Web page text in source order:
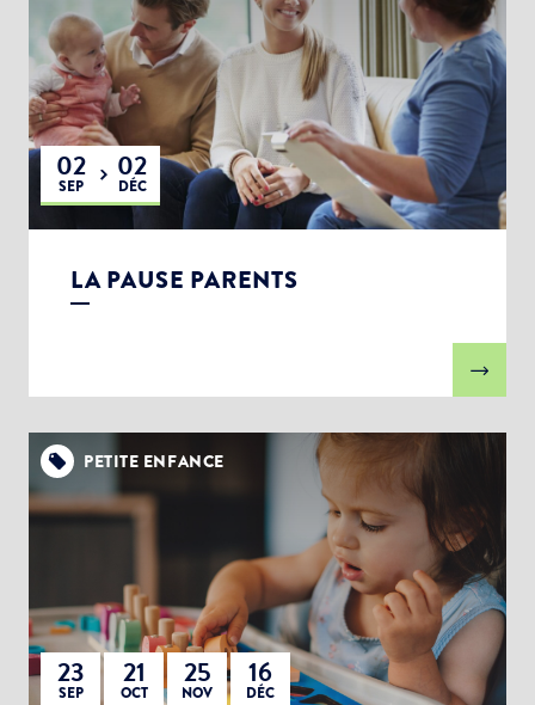
02
SEP
02
DÉC
LA PAUSE PARENTS
PETITE ENFANCE
23
SEP
21
OCT
25
NOV
16
DÉC